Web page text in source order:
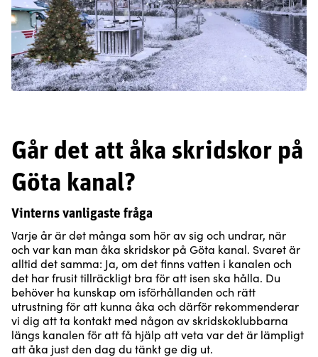
Går det att åka skridskor på
Göta kanal?
Vinterns vanligaste fråga
Varje år är det många som hör av sig och undrar, när
och var kan man åka skridskor på Göta kanal. Svaret är
alltid det samma: Ja, om det finns vatten i kanalen och
det har frusit tillräckligt bra för att isen ska hålla. Du
behöver ha kunskap om isförhållanden och rätt
utrustning för att kunna åka och därför rekommenderar
vi dig att ta kontakt med någon av skridskoklubbarna
längs kanalen för att få hjälp att veta var det är lämpligt
att åka just den dag du tänkt ge dig ut.